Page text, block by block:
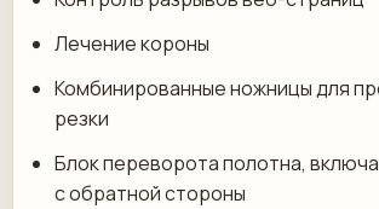
Лечение короны
Комбинированные ножницы для
резки
Блок переворота полотна,
с обратной стороны